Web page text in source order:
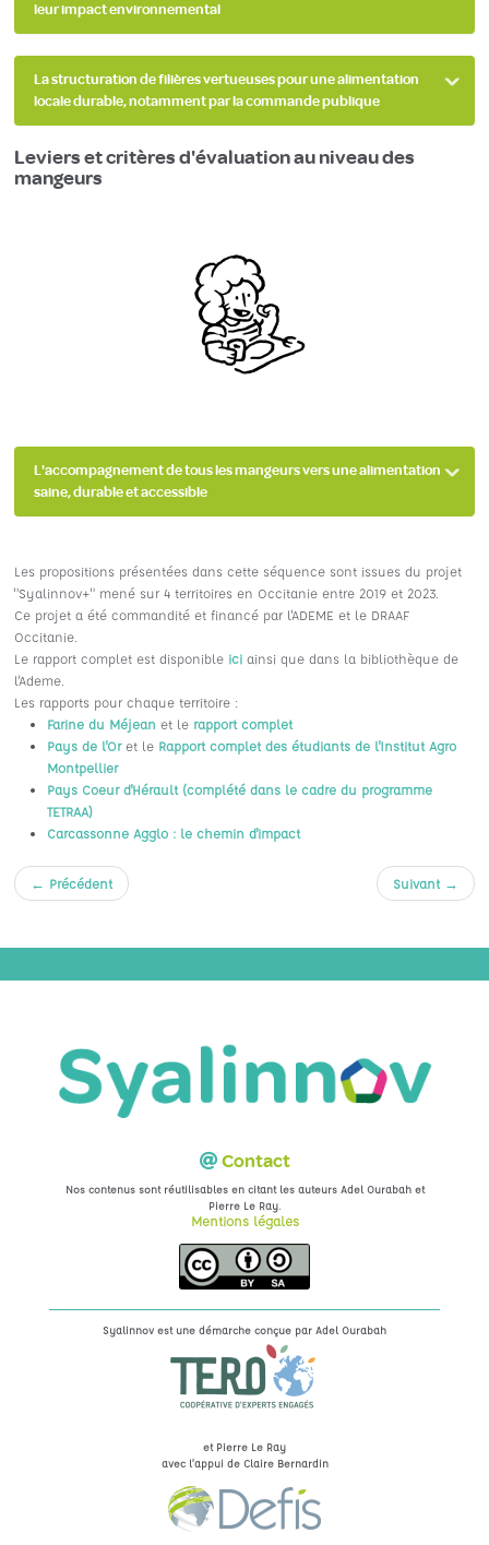
leur impact environnemental
La structuration de filières vertueuses pour une alimentation
locale durable, notamment par la commande publique
Leviers et critères d'évaluation au niveau des
mangeurs
L'accompagnement de tous les mangeurs vers une alimentation
saine, durable et accessible
Les propositions présentées dans cette séquence sont issues du projet
"Syalinnov+" mené sur 4 territoires en Occitanie entre 2019 et 2023.
Ce projet a été commandité et financé par l'ADEME et le DRAAF
Occitanie.
Le rapport complet est disponible ici ainsi que dans la bibliothèque de
l'Ademe.
Les rapports pour chaque territoire :
Farine du Méjean et le rapport complet
Pays de l'Or et le Rapport complet des étudiants de l'Institut Agro
Montpellier
Pays Coeur d'Hérault (complété dans le cadre du programme
TETRAA)
Carcassonne Agglo : le chemin d'impact
← Précédent Suivant →
Contact
Nos contenus sont réutilisables en citant les auteurs Adel Ourabah et
Pierre Le Ray.
Mentions légales
Syalinnov est une démarche conçue par Adel Ourabah
et Pierre Le Ray
avec l’appui de Claire Bernardin